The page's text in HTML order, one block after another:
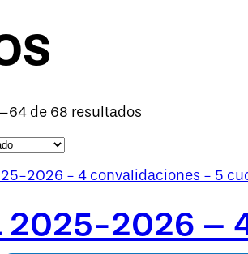
de 68 resultados
2025-2026 –